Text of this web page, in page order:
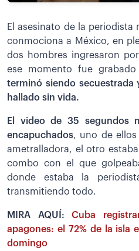
El asesinato de la periodista
conmociona a México, en
dos hombres ingresaron
ese momento fue
terminó siendo secuestrada
hallado sin vida.
El video de 35 segundos
encapuchados, uno de
ametralladora, el otro
combo con el que
donde estaba la
transmitiendo todo.
MIRA AQUÍ:Cuba
apagones: el 72% de la isla
domingo